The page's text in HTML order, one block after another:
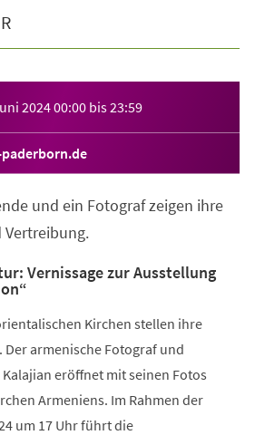
202400:00 bis23:59
und ein Fotograf zeigen ihre
Vernissage zur Ausstellung
Kirchen stellen ihre
Der armenische Fotograf und
eröffnet mit seinen Fotos
Armeniens. Im Rahmen der
um 17 Uhr führt die